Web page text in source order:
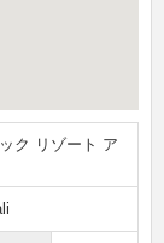
ク リゾート ア